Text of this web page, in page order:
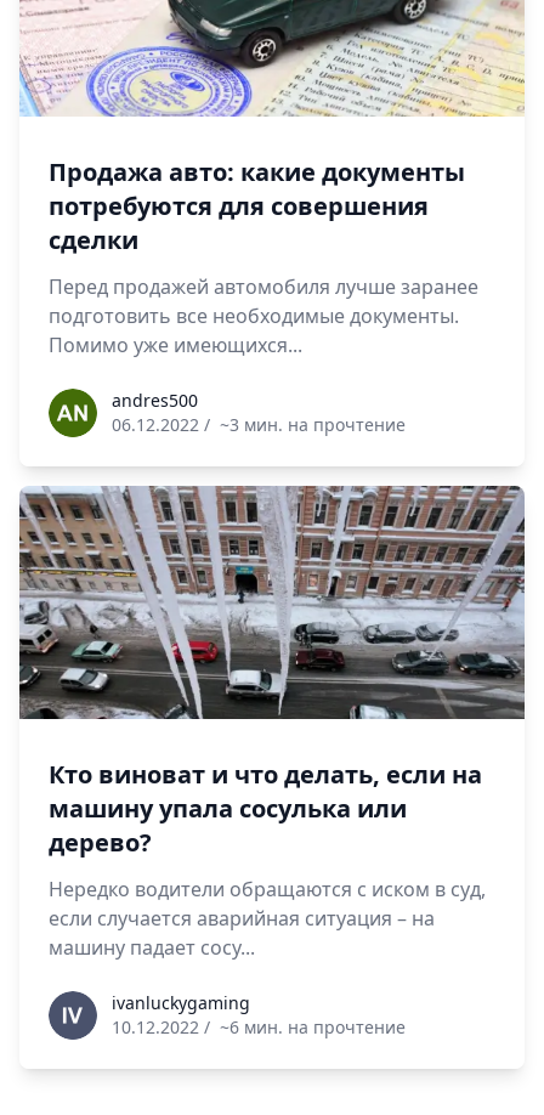
Продажа авто: какие документы
потребуются для совершения
сделки
Перед продажей автомобиля лучше заранее
подготовить все необходимые документы.
Помимо уже имеющихся...
andres500andres500
06.12.2022 / ~3 мин. на прочтение
Кто виноват и что делать, если на
машину упала сосулька или
дерево?
Нередко водители обращаются с иском в суд,
если случается аварийная ситуация – на
машину падает сосу...
ivanluckygaming
ivanluckygaming
10.12.2022 / ~6 мин. на прочтение